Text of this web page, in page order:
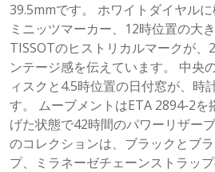
39.5mmです。 ホワイトダイヤル
ミニッツマーカー、12時位置の大
TISSOTのヒストリカルマークが、
ンテージ感を伝えています。 中央
ィスクと4.5時位置の日付窓が、時
す。 ムーブメントはETA 2894-2を
げた状態で42時間のパワーリザー
のコレクションは、ブラックとブ
プ、ミラネーゼチェーンストラッ